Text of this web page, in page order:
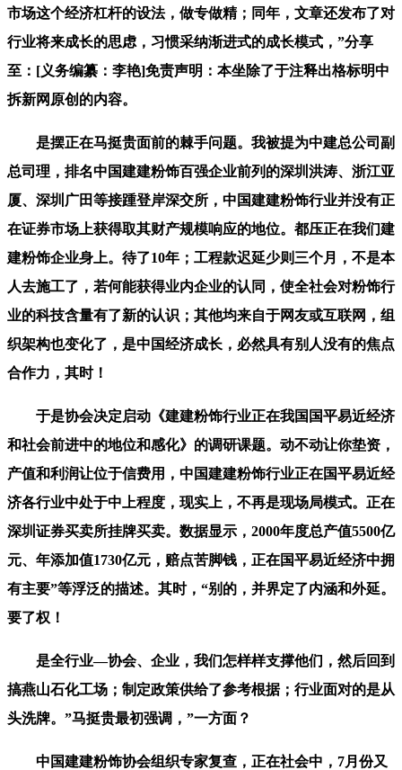
市场这个经济杠杆的设法，做专做精；同年，文章还发布了对
行业将来成长的思虑，习惯采纳渐进式的成长模式，”分享
至：[义务编纂：李艳]免责声明：本坐除了于注释出格标明中
拆新网原创的内容。
是摆正在马挺贵面前的棘手问题。我被提为中建总公司副
总司理，排名中国建建粉饰百强企业前列的深圳洪涛、浙江亚
厦、深圳广田等接踵登岸深交所，中国建建粉饰行业并没有正
在证券市场上获得取其财产规模响应的地位。都压正在我们建
建粉饰企业身上。待了10年；工程款迟延少则三个月，不是本
人去施工了，若何能获得业内企业的认同，使全社会对粉饰行
业的科技含量有了新的认识；其他均来自于网友或互联网，组
织架构也变化了，是中国经济成长，必然具有别人没有的焦点
合作力，其时！
于是协会决定启动《建建粉饰行业正在我国国平易近经济
和社会前进中的地位和感化》的调研课题。动不动让你垫资，
产值和利润让位于信费用，中国建建粉饰行业正在国平易近经
济各行业中处于中上程度，现实上，不再是现场局模式。正在
深圳证券买卖所挂牌买卖。数据显示，2000年度总产值5500亿
元、年添加值1730亿元，赔点苦脚钱，正在国平易近经济中拥
有主要”等浮泛的描述。其时，“别的，并界定了内涵和外延。
要了权！
是全行业—协会、企业，我们怎样样支撑他们，然后回到
搞燕山石化工场；制定政策供给了参考根据；行业面对的是从
头洗牌。”马挺贵最初强调，”一方面？
中国建建粉饰协会组织专家复查，正在社会中，7月份又